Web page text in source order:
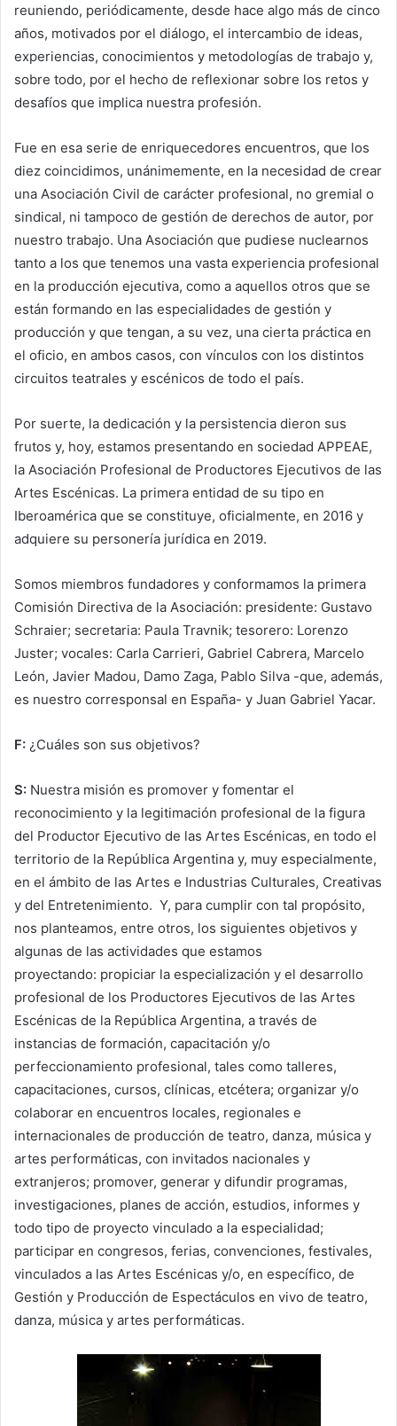
reuniendo, periódicamente, desde hace algo más de cinco
años, motivados por el diálogo, el intercambio de ideas,
experiencias, conocimientos y metodologías de trabajo y,
sobre todo, por el hecho de reflexionar sobre los retos y
desafíos que implica nuestra profesión.
Fue en esa serie de enriquecedores encuentros, que los
diez coincidimos, unánimemente, en la necesidad de crear
una Asociación Civil de carácter profesional, no gremial o
sindical, ni tampoco de gestión de derechos de autor, por
nuestro trabajo. Una Asociación que pudiese nuclearnos
tanto a los que tenemos una vasta experiencia profesional
en la producción ejecutiva, como a aquellos otros que se
están formando en las especialidades de gestión y
producción y que tengan, a su vez, una cierta práctica en
el oficio, en ambos casos, con vínculos con los distintos
circuitos teatrales y escénicos de todo el país.
Por suerte, la dedicación y la persistencia dieron sus
frutos y, hoy, estamos presentando en sociedad APPEAE,
la Asociación Profesional de Productores Ejecutivos de las
Artes Escénicas. La primera entidad de su tipo en
Iberoamérica que se constituye, oficialmente, en 2016 y
adquiere su personería jurídica en 2019.
Somos miembros fundadores y conformamos la primera
Comisión Directiva de la Asociación: presidente: Gustavo
Schraier; secretaria: Paula Travnik; tesorero: Lorenzo
Juster; vocales: Carla Carrieri, Gabriel Cabrera, Marcelo
León, Javier Madou, Damo Zaga, Pablo Silva -que, además,
es nuestro corresponsal en España- y Juan Gabriel Yacar.
F: ¿Cuáles son sus objetivos?
S: Nuestra misión es promover y fomentar el
reconocimiento y la legitimación profesional de la figura
del Productor Ejecutivo de las Artes Escénicas, en todo el
territorio de la República Argentina y, muy especialmente,
en el ámbito de las Artes e Industrias Culturales, Creativas
y del Entretenimiento. Y, para cumplir con tal propósito,
nos planteamos, entre otros, los siguientes objetivos y
algunas de las actividades que estamos
proyectando: propiciar la especialización y el desarrollo
profesional de los Productores Ejecutivos de las Artes
Escénicas de la República Argentina, a través de
instancias de formación, capacitación y/o
perfeccionamiento profesional, tales como talleres,
capacitaciones, cursos, clínicas, etcétera; organizar y/o
colaborar en encuentros locales, regionales e
internacionales de producción de teatro, danza, música y
artes performáticas, con invitados nacionales y
extranjeros; promover, generar y difundir programas,
investigaciones, planes de acción, estudios, informes y
todo tipo de proyecto vinculado a la especialidad;
participar en congresos, ferias, convenciones, festivales,
vinculados a las Artes Escénicas y/o, en específico, de
Gestión y Producción de Espectáculos en vivo de teatro,
danza, música y artes performáticas.